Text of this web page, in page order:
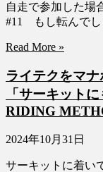
自走で参加した場
#11 もし転んでし
Read More »
ライテクをマナ
「サーキット
RIDING
2024年10月31日
サーキットに着い